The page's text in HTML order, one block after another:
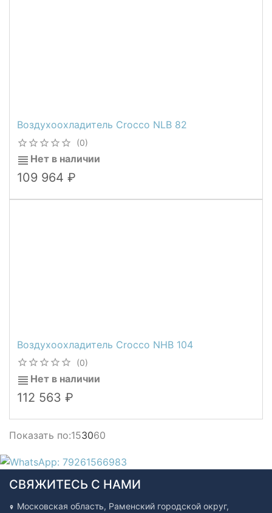
Воздухоохладитель Crocco NLB 82
(0)
Нет в наличии
109 964
Воздухоохладитель Crocco NHB 104
(0)
Нет в наличии
112 563
Показать по:153060
СВЯЖИТЕСЬ С НАМИ
Московская область, Раменский городской округ,